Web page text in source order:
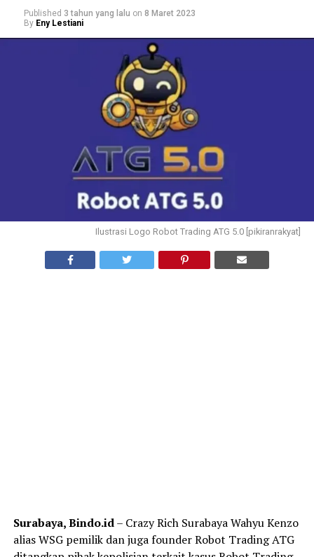
Published 3 tahun yang lalu on 8 Maret 2023
By Eny Lestiani
Ilustrasi Logo Robot Trading ATG 5.0 [pikiranrakyat]
Surabaya, Bindo.id– Crazy Rich Surabaya Wahyu Kenzo
alias WSG pemilik dan juga founder Robot Trading ATG